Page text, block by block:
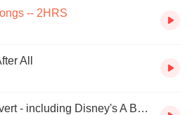
-- 2HRS
All
03. PlayStation UK Advert - including Disney's A Bug's Life